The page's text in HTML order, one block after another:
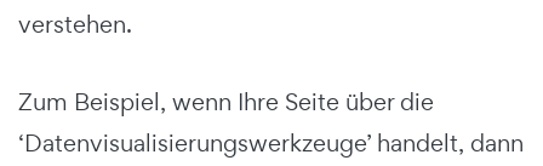
verstehen.
Zum Beispiel, wenn Ihre Seite über die
‘Datenvisualisierungswerkzeuge’ handelt, dann